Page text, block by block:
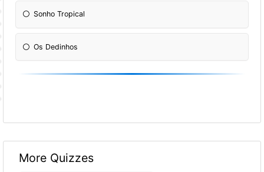
Sonho Tropical
Os Dedinhos
More Quizzes